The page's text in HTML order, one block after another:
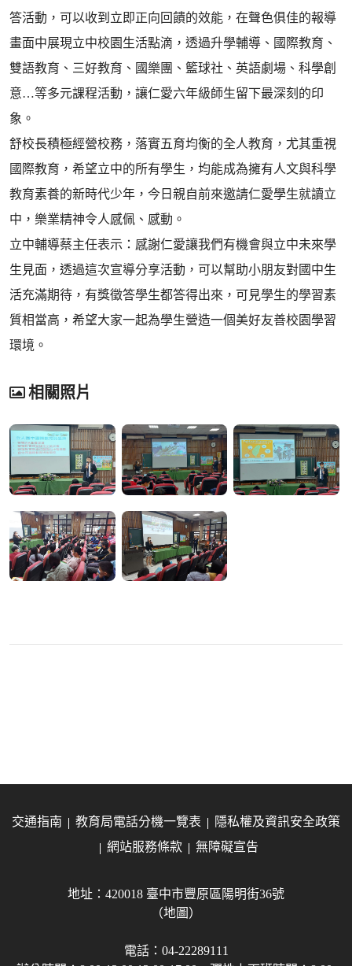
答活動，可以收到立即正向回饋的效能，在聲色俱佳的報導
畫面中展現立中校園生活點滴，透過升學輔導、國際教育、
雙語教育、三好教育、國樂團、籃球社、英語劇場、科學創
意…等多元課程活動，讓仁愛六年級師生留下最深刻的印
象。
舒校長積極經營校務，落實五育均衡的全人教育，尤其重視
國際教育，希望立中的所有學生，均能成為擁有人文與科學
教育素養的新時代少年，今日親自前來邀請仁愛學生就讀立
中，樂業精神令人感佩、感動。
立中輔導蔡主任表示：感謝仁愛讓我們有機會與立中未來學
生見面，透過這次宣導分享活動，可以幫助小朋友對國中生
活充滿期待，有獎徵答學生都答得出來，可見學生的學習素
質相當高，希望大家一起為學生營造一個美好友善校園學習
環境。
相關照片
交通指南 教育局電話分機一覽表
隱私權及資訊安全政策
網站服務條款
無障礙宣告
地址：420018 臺中市豐原區陽明街36號
（地圖）
電話：04-22289111